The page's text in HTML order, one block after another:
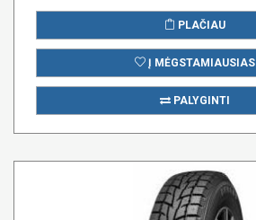
PLAČIAU
Į MĖGSTAMIAUSIAS
PALYGINTI